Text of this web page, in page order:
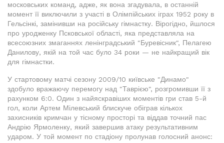
московських команд, адже, як вона згадувала, в останній
момент її виключили з участі в Олімпійських іграх 1952 року в
Гельсінкі, замінивши на російську гімнастку. Вірогідно, йшлося
про уродженку Псковської області, яка представляла на
всесоюзних змаганнях ленінградський "Буревісник", Пелагею
Данилову, якій на той час було 34 роки — не найкращий вік
для гімнастки.
У стартовому матчі сезону 2009/10 київське "Динамо"
здобуло вражаючу перемогу над "Таврією", розгромивши її з
рахунком 6:0. Один з найяскравіших моментів гри став 5-й
гол, коли Артем Мілевський блискуче обіграв кількох
захисників кримчан у тісному просторі та віддав точний пас
Андрію Ярмоленку, який завершив атаку результативним
ударом. У той момент по стадіону пролунав голосний анонс: